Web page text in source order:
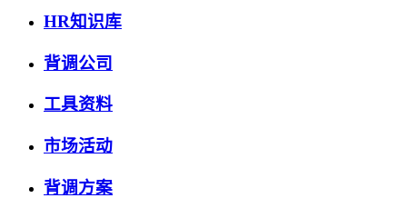
HR知识库
背调公司
工具资料
市场活动
背调方案